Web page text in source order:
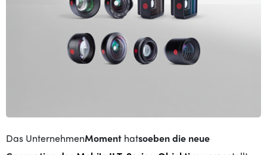
Das UnternehmenMoment hatsoebendie neue